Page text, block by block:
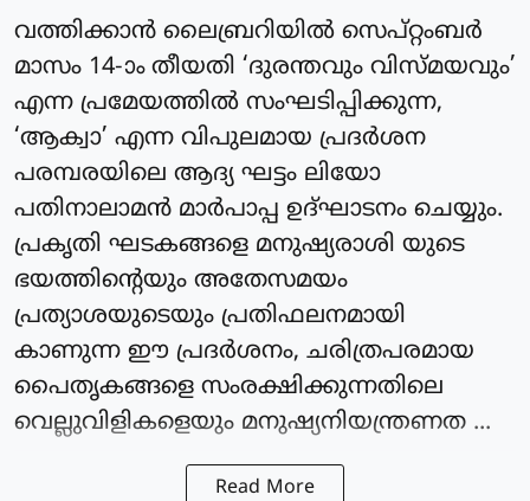
വത്തിക്കാന്‍ ലൈബ്രറിയില്‍ സെപ്റ്റംബര്‍
മാസം 14-ാം തീയതി ‘ദുരന്തവും വിസ്മയവും’
എന്ന പ്രമേയത്തില്‍ സംഘടിപ്പിക്കുന്ന,
‘ആക്വാ’ എന്ന വിപുലമായ പ്രദര്‍ശന
പരമ്പരയിലെ ആദ്യ ഘട്ടം ലിയോ
പതിനാലാമന്‍ മാര്‍പാപ്പ ഉദ്ഘാടനം ചെയ്യും.
പ്രകൃതി ഘടകങ്ങളെ മനുഷ്യരാശി യുടെ
ഭയത്തിന്റെയും അതേസമയം
പ്രത്യാശയുടെയും പ്രതിഫലനമായി
കാണുന്ന ഈ പ്രദര്‍ശനം, ചരിത്രപരമായ
പൈതൃകങ്ങളെ സംരക്ഷിക്കുന്നതിലെ
വെല്ലുവിളികളെയും മനുഷ്യനിയന്ത്രണത ...
Read More